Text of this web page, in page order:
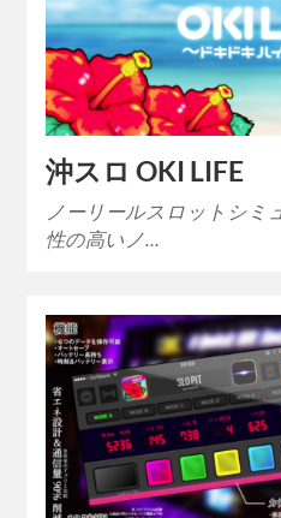
沖スロ OKI LIFE
ノーリールスロットシミ
性の高いノ…